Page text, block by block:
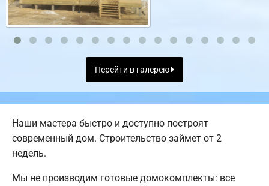
Перейти в галерею
Наши мастера быстро и доступно построят
современный дом. Строительство займет от 2
недель.
Мы не производим готовые домокомплекты: все